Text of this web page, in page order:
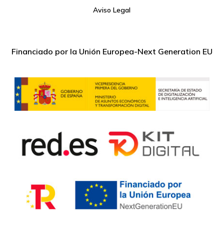
Aviso Legal
Financiado por la Unión Europea-Next Generation EU